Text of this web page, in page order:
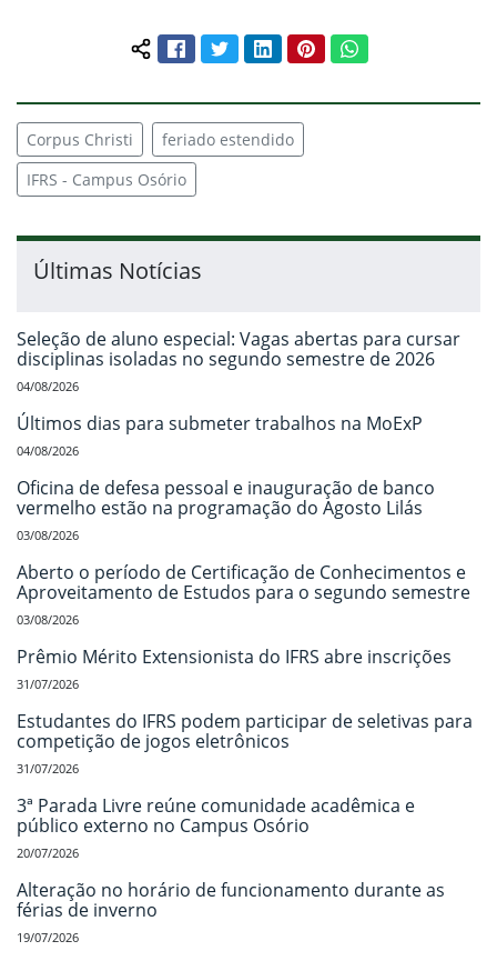
Compartilhar conteúdo:
FacebookTwitterLinkedInPinterestWhatsApp
Corpus Christi
feriado estendido
IFRS - Campus Osório
Últimas Notícias
Seleção de aluno especial: Vagas abertas para cursar
disciplinas isoladas no segundo semestre de 2026
04/08/2026
Últimos dias para submeter trabalhos na MoExP
04/08/2026
Oficina de defesa pessoal e inauguração de banco
vermelho estão na programação do Agosto Lilás
03/08/2026
Aberto o período de Certificação de Conhecimentos e
Aproveitamento de Estudos para o segundo semestre
03/08/2026
Prêmio Mérito Extensionista do IFRS abre inscrições
31/07/2026
Estudantes do IFRS podem participar de seletivas para
competição de jogos eletrônicos
31/07/2026
3ª Parada Livre reúne comunidade acadêmica e
público externo no Campus Osório
20/07/2026
Alteração no horário de funcionamento durante as
férias de inverno
19/07/2026